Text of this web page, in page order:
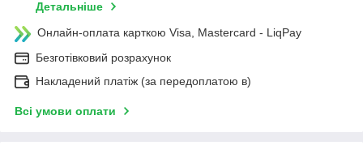
Детальніше
Онлайн-оплата карткою Visa, Mastercard - LiqPay
Безготівковий розрахунок
Накладений платіж (за передоплатою в)
Всі умови оплати